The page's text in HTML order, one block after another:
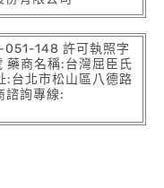
148 許可執照字
藥商名稱:台灣屈臣氏
:台北市松山區八德路
諮詢專線: